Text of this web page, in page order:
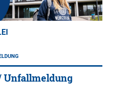
Unfallmeldung